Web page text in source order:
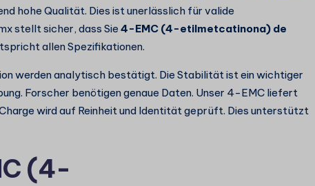
hohe Qualität. Dies ist unerlässlich für valide
stellt sicher, dass Sie 4-EMC (4-etilmetcatinona) de
allen Spezifikationen.
werden analytisch bestätigt. Die Stabilität ist ein wichtiger
Forscher benötigen genaue Daten. Unser 4-EMC liefert
wird auf Reinheit und Identität geprüft. Dies unterstützt
(4-